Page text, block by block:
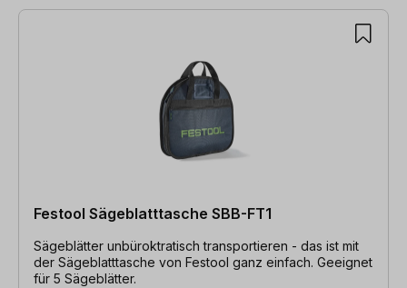
Festool Sägeblatttasche SBB-FT1
Sägeblätter unbüroktratisch transportieren - das ist mit
der Sägeblatttasche von Festool ganz einfach. Geeignet
für 5 Sägeblätter.